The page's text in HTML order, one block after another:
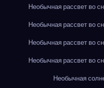
Необычная рассвет во
Необычная рассвет во
Необычная рассвет во
Необычная рассвет во
Необычная